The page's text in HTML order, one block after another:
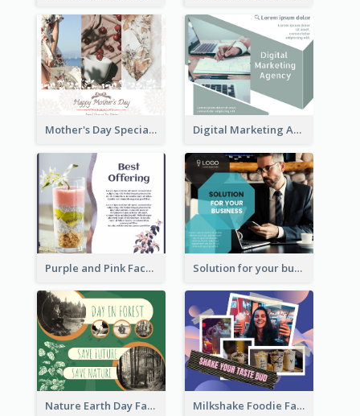
Mother's Day Special Sale Orange Facebook Post Digital Marketing Agency Green Facebook Post
Purple and Pink Facebook Post Solution for your business Facebook Post
Nature Earth Day Facebook Post Milkshake Foodie Facebook Post